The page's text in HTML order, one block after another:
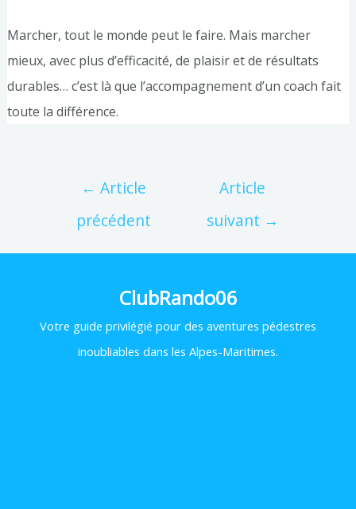
Marcher, tout le monde peut le faire. Mais marcher
mieux, avec plus d’efficacité, de plaisir et de résultats
durables… c’est là que l’accompagnement d’un coach fait
toute la différence.
← Article
précédent
Article
suivant →
ClubRando06
Votre guide privilégié pour des aventures pédestres
inoubliables dans les Alpes-Maritimes.